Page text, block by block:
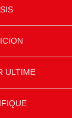
ULTIME